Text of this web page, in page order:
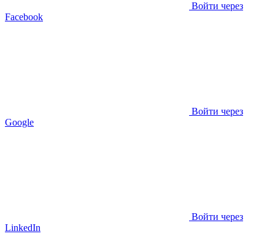
Войти через
Facebook
Войти через
Google
Войти через
LinkedIn